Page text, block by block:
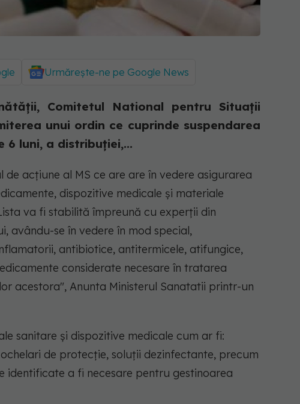
Urmărește-ne pe Google News
Comitetul National pentru Situații
unui ordin ce cuprinde suspendarea
luni, a distribuției,...
acțiune al MS ce are are în vedere asigurarea
dispozitive medicale și materiale
va fi stabilită împreună cu experții din
avându-se în vedere în mod special,
antibiotice, antitermicele, atifungice,
considerate necesare în tratarea
acestora", Anunta Ministerul Sanatatii printr-un
sanitare și dispozitive medicale cum ar fi:
de protecție, soluții dezinfectante, precum
identificate a fi necesare pentru gestinoarea